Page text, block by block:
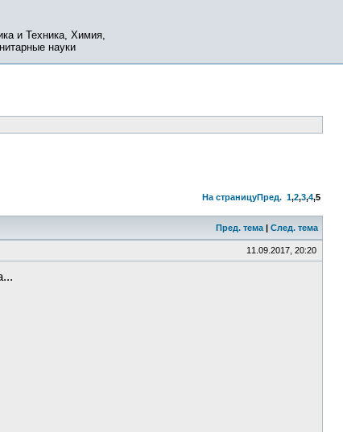
и Техника, Химия,
науки
На страницуПред. 1,2,3,4,5
Пред. тема | След. тема
11.09.2017, 20:20